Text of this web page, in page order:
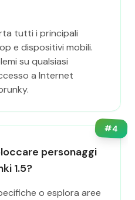
tutti i principali
e dispositivi mobili.
su qualsiasi
a Internet
#4
personaggi
1.5?
o esplora aree